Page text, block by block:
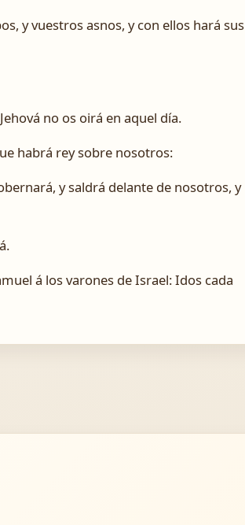
y vuestros asnos, y con ellos hará sus
no os oirá en aquel día.
habrá rey sobre nosotros:
y saldrá delante de nosotros, y
á los varones de Israel: Idos cada